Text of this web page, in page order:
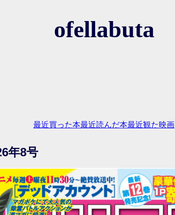
ofellabuta
最近買った本最近読んだ本最近観た映画
年8号